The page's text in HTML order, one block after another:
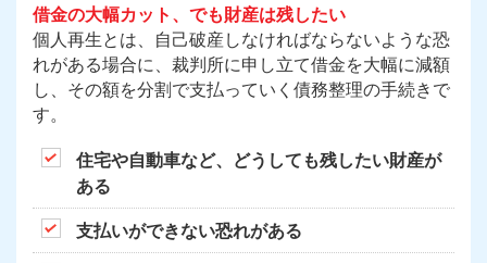
借金の大幅カット、でも財産は残したい
個人再生とは、自己破産しなければならないような恐
れがある場合に、裁判所に申し立て借金を大幅に減額
し、その額を分割で支払っていく債務整理の手続きで
す。
住宅や自動車など、どうしても残したい財産が
ある
支払いができない恐れがある